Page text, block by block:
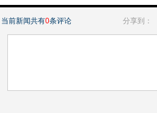
当前新闻共有0条评论 分享到：